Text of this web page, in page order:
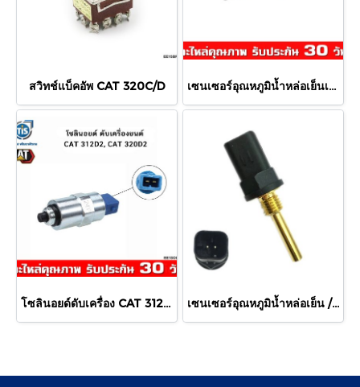
สวิทช์แบ็คอัพ CAT 320C/D เซนเซอร์อุณหภูมิน้ำหล่อเย็นเครื่องยนต์ CAT 320D2
โซลินอยด์ดับเครื่อง CAT 312D2, 320D2 ขนาด 12V เซนเซอร์อุณหภูมิน้ำหล่อเย็น / อากาศ CAT 312D, 320D